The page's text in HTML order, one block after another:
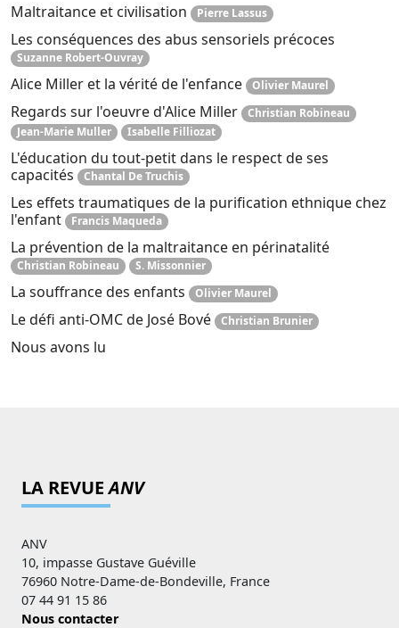
Maltraitance et civilisation Pierre Lassus
Les conséquences des abus sensoriels précoces
Suzanne Robert-Ouvray
Alice Miller et la vérité de l'enfance Olivier Maurel
Regards sur l'oeuvre d'Alice Miller
Christian Robineau
Jean-Marie Muller
Isabelle Filliozat
L'éducation du tout-petit dans le respect de ses
capacités
Chantal De Truchis
Les effets traumatiques de la purification ethnique chez
l'enfant
Francis Maqueda
La prévention de la maltraitance en périnatalité
Christian Robineau S. Missonnier
La souffrance des enfants Olivier Maurel
Le défi anti-OMC de José Bové Christian Brunier
Nous avons lu
LA REVUEANV
ANV
10, impasse Gustave Guéville
76960 Notre-Dame-de-Bondeville, France
07 44 91 15 86
Nous contacter